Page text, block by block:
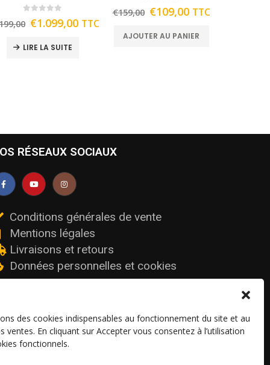
des cookies indispensables au fonctionnement du site et au
ventes. En cliquant sur Accepter vous consentez à l’utilisation
fonctionnels.
€1.099,00 TTC
LIRE LA SUITE
€159,00 €109,00 TTC
AJOUTER AU PANIER
RÉSEAUX SOCIAUX
Conditions générales de vente
Mentions légales
Livraisons et retours
Données personnelles et cookies